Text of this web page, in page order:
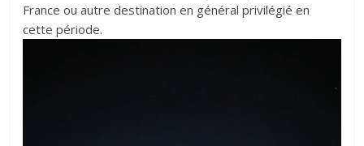
France ou autre destination en général privilégié en
cette période.